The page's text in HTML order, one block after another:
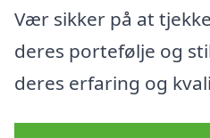
Vær sikker på at
deres portefølje og
deres erfaring og